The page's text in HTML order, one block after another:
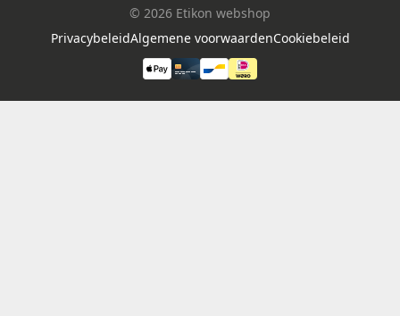
© 2026 Etikon webshop
PrivacybeleidAlgemene voorwaardenCookiebeleid